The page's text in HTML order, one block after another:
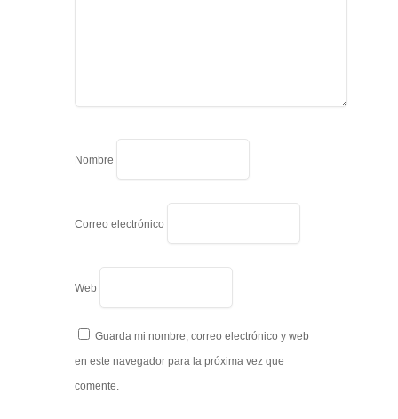
Nombre
Correo electrónico
Web
Guarda mi nombre, correo electrónico y web
en este navegador para la próxima vez que
comente.